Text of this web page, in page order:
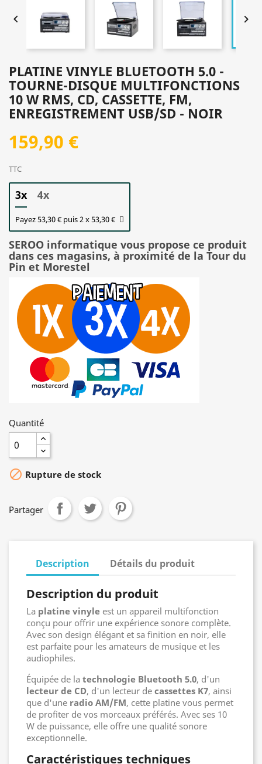
 
PLATINE VINYLE BLUETOOTH 5.0 -
TOURNE-DISQUE MULTIFONCTIONS
10 W RMS, CD, CASSETTE, FM,
ENREGISTREMENT USB/SD - NOIR
159,90 €
TTC
3x 4x
Payez 53,30 € puis 2 x 53,30 €
SEROO informatique vous propose ce produit
dans ces magasins, à proximité de la Tour du
Pin et Morestel
Quantité
 Rupture de stock
Partager
Description Détails du produit
Description du produit
La platine vinyle est un appareil multifonction
conçu pour offrir une expérience sonore complète.
Avec son design élégant et sa finition en noir, elle
est parfaite pour les amateurs de musique et les
audiophiles.
Équipée de la technologie Bluetooth 5.0, d'un
lecteur de CD, d'un lecteur de cassettes K7, ainsi
que d'une radio AM/FM, cette platine vous permet
de profiter de vos morceaux préférés. Avec ses 10
W de puissance, elle offre une qualité sonore
exceptionnelle.
Caractéristiques techniques